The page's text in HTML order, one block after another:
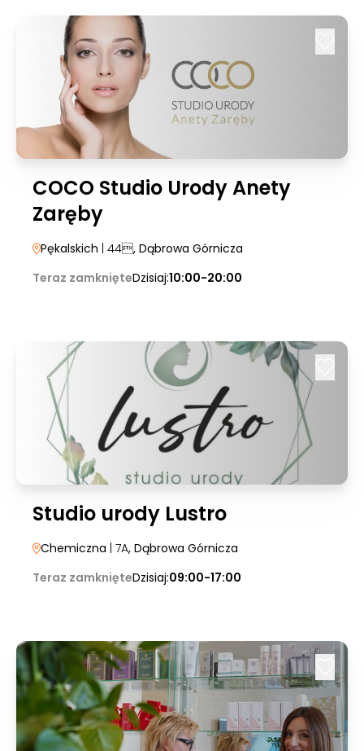
COCO Studio Urody Anety
Zaręby
Pękalskich | 44, Dąbrowa Górnicza
Teraz zamknięteDzisiaj:10:00-20:00
Studio urody Lustro
Chemiczna | 7A, Dąbrowa Górnicza
Teraz zamknięteDzisiaj:09:00-17:00